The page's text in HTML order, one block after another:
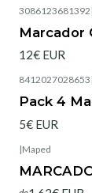
3086123681392
Marcador
12€ EUR
8412027028653
Pack 4
5€ EUR
|Maped